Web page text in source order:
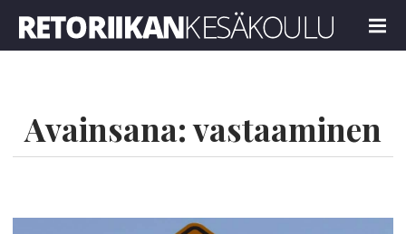
MENU
Avainsana:vastaaminen